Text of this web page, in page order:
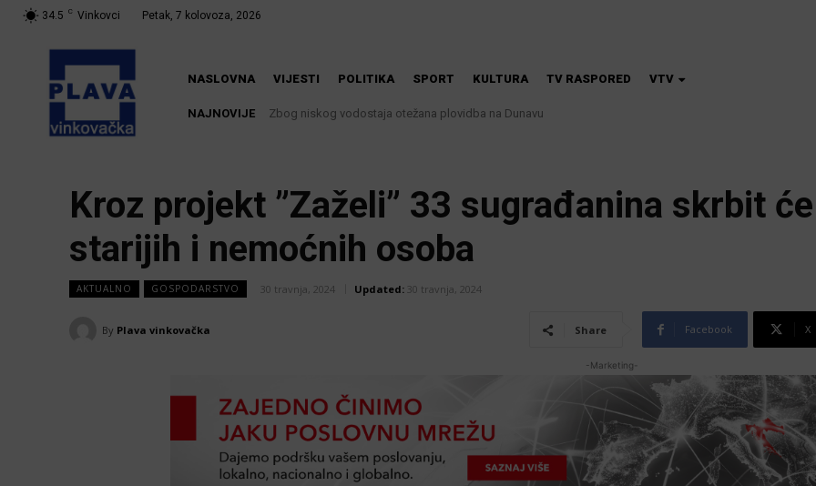
34.5 C Vinkovci Petak, 7 kolovoza, 2026
NASLOVNA VIJESTI POLITIKA SPORT KULTURA TV RASPORED VTV
NAJNOVIJE Zbog niskog vodostaja otežana plovidba na Dunavu
Krimići, trileri, ljubavne priče i povijesna fikcija najtraženiji su žanrovi ovoga ljeta u vinkovačkoj
Kroz projekt ”Zaželi” 33 sugrađanina skrbit
starijih i nemoćnih osoba
AKTUALNO GOSPODARSTVO 30 travnja, 2024 Updated: 30 travnja, 2024
By Plava vinkovačka Share Facebook X
-Marketing-